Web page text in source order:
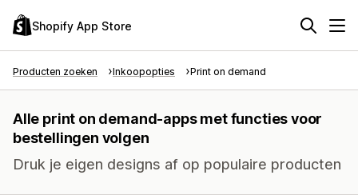
Shopify App Store
Producten zoeken Inkoopopties Print on demand
Alle print on demand-apps met functies voor
bestellingen volgen
Druk je eigen designs af op populaire producten